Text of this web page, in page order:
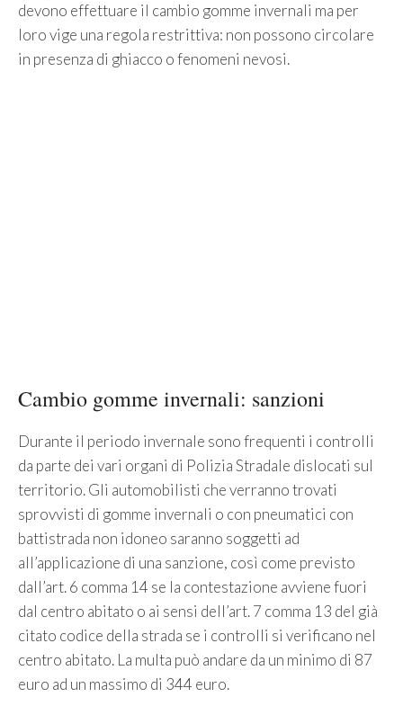
devono effettuare il cambio gomme invernali ma per
loro vige una regola restrittiva: non possono circolare
in presenza di ghiacco o fenomeni nevosi.
Cambio gomme invernali: sanzioni
Durante il periodo invernale sono frequenti i controlli
da parte dei vari organi di Polizia Stradale dislocati sul
territorio. Gli automobilisti che verranno trovati
sprovvisti di gomme invernali o con pneumatici con
battistrada non idoneo saranno soggetti ad
all’applicazione di una sanzione, così come previsto
dall’art. 6 comma 14 se la contestazione avviene fuori
dal centro abitato o ai sensi dell’art. 7 comma 13 del già
citato codice della strada se i controlli si verificano nel
centro abitato. La multa può andare da un minimo di 87
euro ad un massimo di 344 euro.